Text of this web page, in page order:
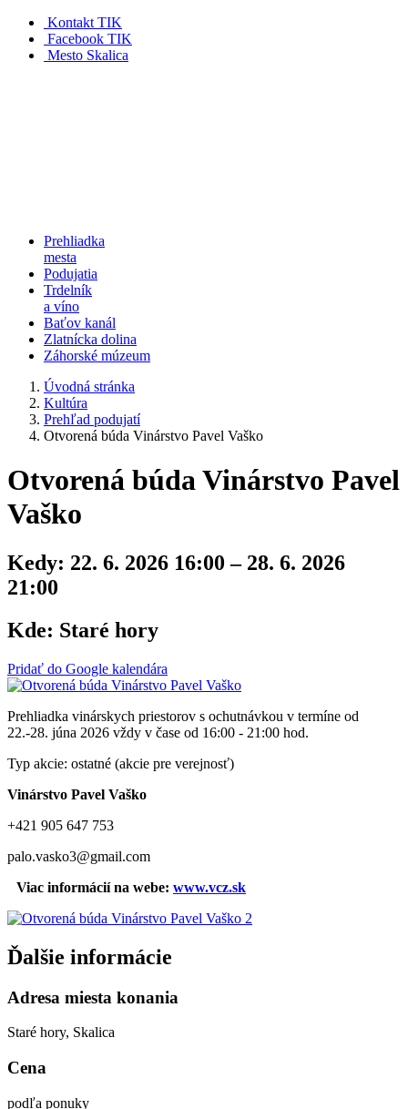
Kontakt TIK
Facebook TIK
Mesto Skalica
Prehliadka
mesta
Podujatia
Trdelník
a víno
Baťov kanál
Zlatnícka dolina
Záhorské múzeum
Úvodná stránka
Kultúra
Prehľad podujatí
Otvorená búda Vinárstvo Pavel Vaško
Otvorená búda Vinárstvo Pavel
Vaško
Kedy: 22. 6. 2026 16:00 – 28. 6. 2026
21:00
Kde: Staré hory
Pridať do Google kalendára
Prehliadka vinárskych priestorov s ochutnávkou v termíne od
22.-28. júna 2026 vždy v čase od 16:00 - 21:00 hod.
Typ akcie: ostatné (akcie pre verejnosť)
Vinárstvo Pavel Vaško
+421 905 647 753
palo.vasko3@gmail.com
Viac informácií na webe: www.vcz.sk
Ďalšie informácie
Adresa miesta konania
Staré hory, Skalica
Cena
podľa ponuky